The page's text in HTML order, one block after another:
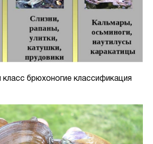
класс брюхоногие классификация